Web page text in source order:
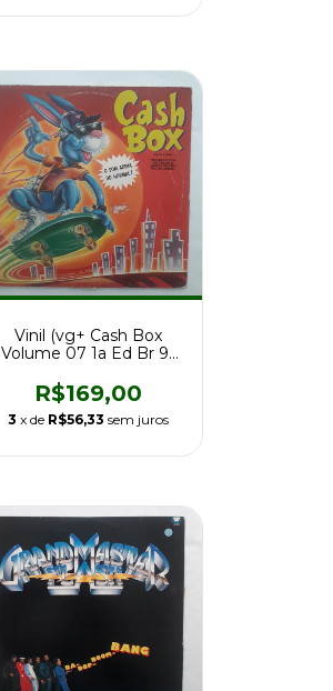
Vinil (vg+ Cash Box
Volume 07 1a Ed Br 91
R$169,00
3 x de R$56,33 sem juros